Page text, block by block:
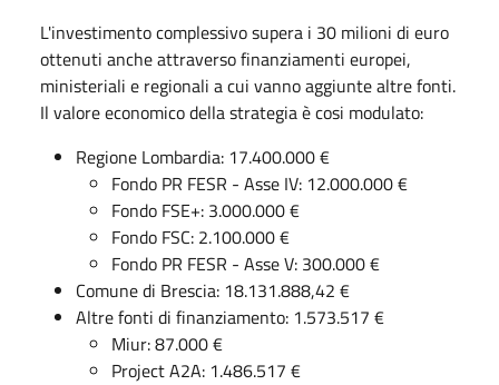
L'investimento complessivo supera i 30 milioni di euro
ottenuti anche attraverso finanziamenti europei,
ministeriali e regionali a cui vanno aggiunte altre fonti.
Il valore economico della strategia è cosi modulato:
Regione Lombardia: 17.400.000 €
Fondo PR FESR - Asse IV: 12.000.000 €
Fondo FSE+: 3.000.000 €
Fondo FSC: 2.100.000 €
Fondo PR FESR - Asse V: 300.000 €
Comune di Brescia: 18.131.888,42 €
Altre fonti di finanziamento: 1.573.517 €
Miur: 87.000 €
Project A2A: 1.486.517 €